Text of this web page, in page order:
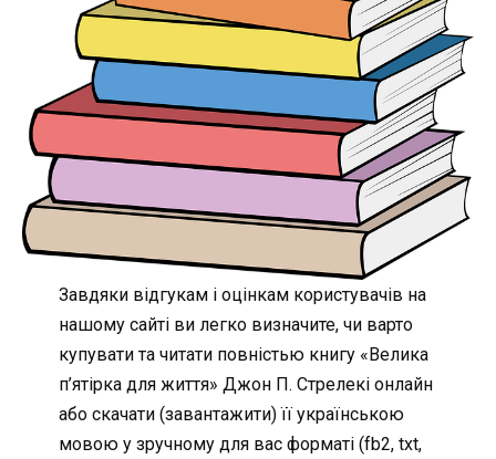
Завдяки відгукам і оцінкам користувачів на
нашому сайті ви легко визначите, чи варто
купувати та читати повністью книгу «Велика
п’ятірка для життя» Джон П. Стрелекі онлайн
або скачати (завантажити) її українською
мовою у зручному для вас форматі (fb2, txt,